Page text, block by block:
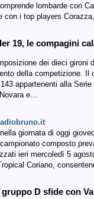
lombarde con
con i top players
19, le compagini
dei dieci gironi
della competizione. Il
appartenenti alla
e…
giornata di oggi
composto
ieri mercoledì 5
Coriano,
D sfide con